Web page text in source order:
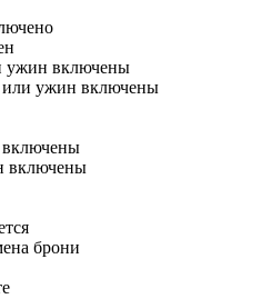
ужин включены
или ужин включены
включены
включены
брони